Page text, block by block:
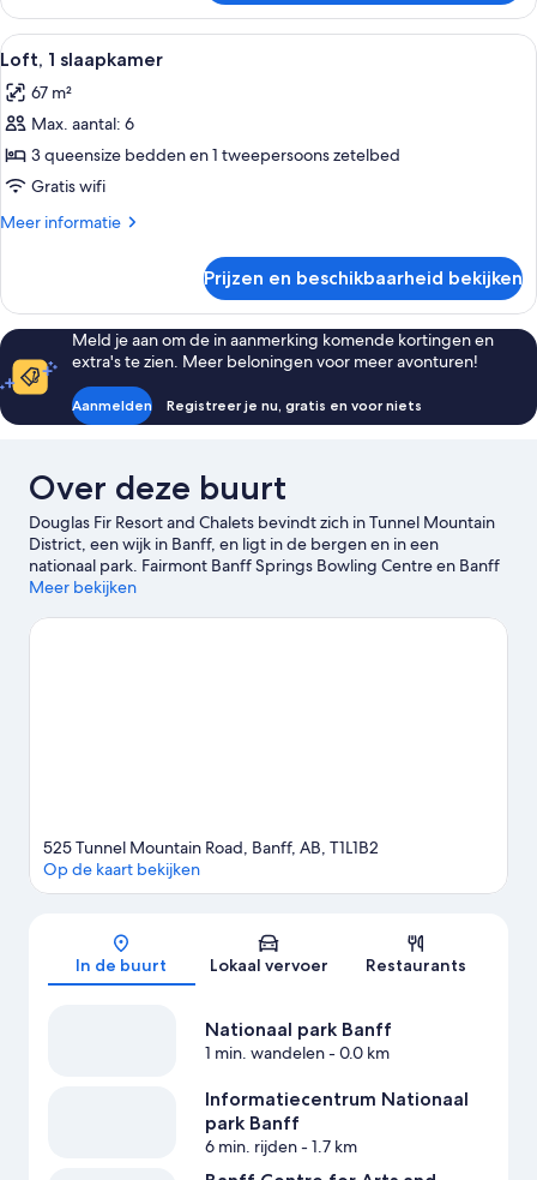
1
slaapkamer
Alle
foto's
voor
Loft,
1
slaapkamer
laden
Een hotelkamer met twee bedden,
5
Loft, 1 slaapkamer
67 m²
Max. aantal: 6
3 queensize bedden en 1 tweepersoons zetelbed
Gratis wifi
Meer informatie
Meer
1
slaapkamer
Prijzen en beschikbaarheid bekijken
Meld je aan om de in aanmerking komende kortingen en
extra's te zien. Meer beloningen voor meer avonturen!
Aanmelden Registreer je nu, gratis en voor niets
Over deze buurt
Douglas Fir Resort and Chalets bevindt zich in Tunnel Mountain
District, een wijk in Banff, en ligt in de bergen en in een
nationaal park. Fairmont Banff Springs Bowling Centre en Banff
Springs Golf Club zijn enkele plekken die je niet mag overslaan
bij Tunnel Mountain en Cave and Basin National Historic Site.
Meer bekijken
Kaart
525 Tunnel Mountain Road, Banff, AB, T1L1B2
Op de kaart bekijken
In de buurt Lokaal vervoer Restaurants
Nationaal park Banff
1 min. wandelen- 0.0 km
Informatiecentrum Nationaal
park Banff
6 min. rijden- 1.7 km